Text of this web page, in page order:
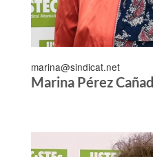
marina@sindicat.net
Marina Pérez